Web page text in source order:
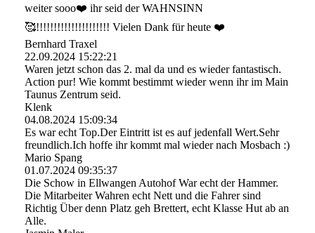
weiter sooo❤️ ihr seid der WAHNSINN
🥰!!!!!!!!!!!!!!!!!!!!! Vielen Dank für heute ❤️
Bernhard Traxel
22.09.2024 15:22:21
Waren jetzt schon das 2. mal da und es wieder fantastisch.
Action pur! Wie kommt bestimmt wieder wenn ihr im Main
Taunus Zentrum seid.
Klenk
04.08.2024 15:09:34
Es war echt Top.Der Eintritt ist es auf jedenfall Wert.Sehr
freundlich.Ich hoffe ihr kommt mal wieder nach Mosbach :)
Mario Spang
01.07.2024 09:35:37
Die Schow in Ellwangen Autohof War echt der Hammer.
Die Mitarbeiter Wahren echt Nett und die Fahrer sind
Richtig Über denn Platz geh Brettert, echt Klasse Hut ab an
Alle.